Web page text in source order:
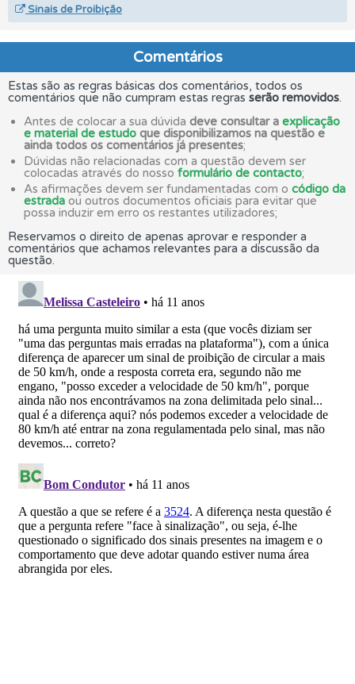
Sinais de Proibição
Comentários
Estas são as regras básicas dos comentários, todos os
comentários que não cumpram estas regras serão removidos.
Antes de colocar a sua dúvida deve consultar a explicação
e material de estudo que disponibilizamos na questão e
ainda todos os comentários já presentes;
Dúvidas não relacionadas com a questão devem ser
colocadas através do nosso formulário de contacto;
As afirmações devem ser fundamentadas com o código da
estrada ou outros documentos oficiais para evitar que
possa induzir em erro os restantes utilizadores;
Reservamos o direito de apenas aprovar e responder a
comentários que achamos relevantes para a discussão da
questão.